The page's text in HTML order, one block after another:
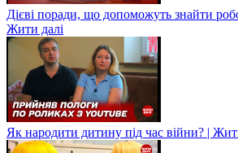
Дієві поради, що допоможуть знайти
Жити далі
Як народити дитину під час війни? |